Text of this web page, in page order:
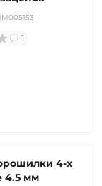
1
4-х
4.5 мм